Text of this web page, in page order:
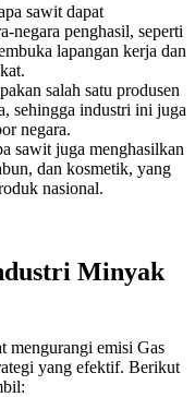
sawit dapat
negara penghasil, seperti
lapangan kerja dan
salah satu produsen
sehingga industri ini juga
negara.
sawit juga menghasilkan
dan kosmetik, yang
nasional.
Minyak
mengurangi emisi Gas
yang efektif. Berikut